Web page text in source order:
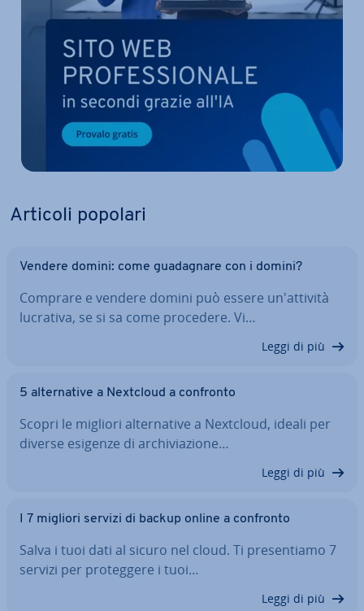
Articoli popolari
Vendere domini: come gua­da­gna­re con i domini?
Comprare e vendere domini può essere un'at­ti­vi­tà
lucrativa, se si sa come procedere. Vi…
Leggi di più
5 al­ter­na­ti­ve a Nextcloud a confronto
Scopri le migliori al­ter­na­ti­ve a Nextcloud, ideali per
diverse esigenze di ar­chi­via­zio­ne…
Leggi di più
I 7 migliori servizi di backup online a confronto
Salva i tuoi dati al sicuro nel cloud. Ti pre­sen­tia­mo 7
servizi per pro­teg­ge­re i tuoi…
Leggi di più